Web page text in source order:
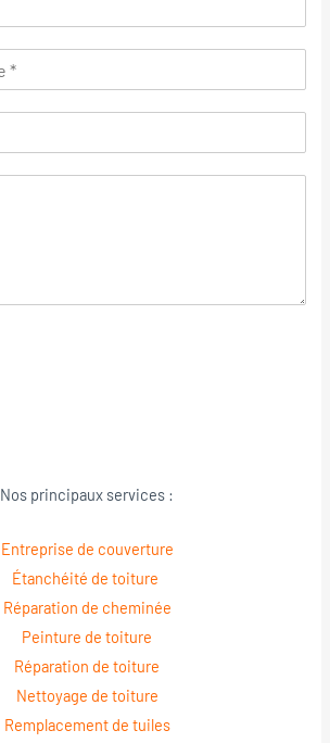
Nos principaux services :
Entreprise de couverture
Étanchéité de toiture
Réparation de cheminée
Peinture de toiture
Réparation de toiture
Nettoyage de toiture
Remplacement de tuiles